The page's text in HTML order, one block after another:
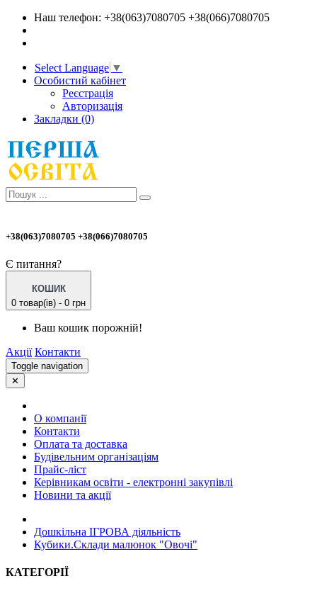
Наш телефон: +38(063)7080705 +38(066)7080705
Select Language ▼
Особистий кабінет
Реєстрація
Авторизація
Закладки (0)
+38(063)7080705 +38(066)7080705
Є питання?
КОШИК
0 товар(ів) - 0 грн
Ваш кошик порожній!
Акції Контакти
Toggle navigation
✕
О компанії
Контакти
Оплата та доставка
Будівельним організаціям
Прайс-ліст
Керівникам освіти - електронні закупівлі
Новини та акції
Дошкільна ІГРОВА діяльність
Кубики.Склади малюнок "Овочі"
КАТЕГОРІЇ